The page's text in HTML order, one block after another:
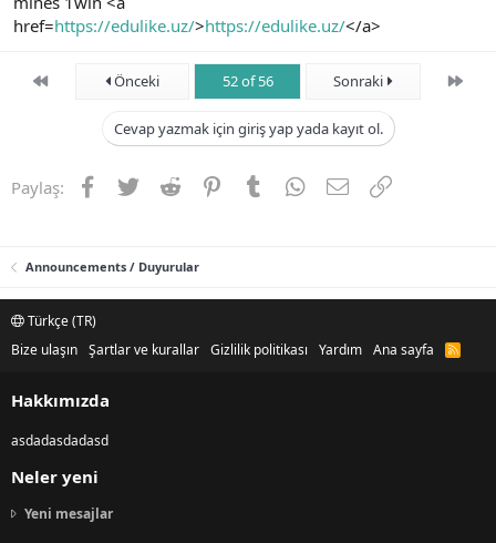
href=https://edulike.uz/>https://edulike.uz/</a>
First Önceki 52 of 56 Sonraki Son
Cevap yazmak için giriş yap yada kayıt ol.
Paylaş: Facebook
TwitterReddit PinterestTumblrWhatsApp
E-postaLink
Announcements / Duyurular
Türkçe (TR)
Bize ulaşın Şartlar ve kurallar Gizlilik politikası Yardım Ana sayfa
R
S
Hakkımızda
asdadasdadasd
Neler yeni
Yeni mesajlar